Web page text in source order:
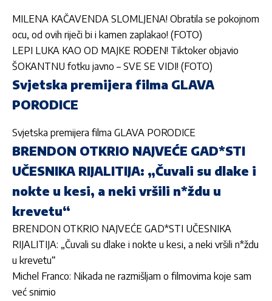
MILENA KAČAVENDA SLOMLJENA! Obratila se pokojnom
ocu, od ovih riječi bi i kamen zaplakao! (FOTO)
LEPI LUKA KAO OD MAJKE ROĐEN! Tiktoker objavio
ŠOKANTNU fotku javno – SVE SE VIDI! (FOTO)
Svjetska premijera filma GLAVA
PORODICE
Svjetska premijera filma GLAVA PORODICE
BRENDON OTKRIO NAJVEĆE GAD*STI
UČESNIKA RIJALITIJA: „Čuvali su dlake i
nokte u kesi, a neki vršili n*ždu u
krevetu“
BRENDON OTKRIO NAJVEĆE GAD*STI UČESNIKA
RIJALITIJA: „Čuvali su dlake i nokte u kesi, a neki vršili n*ždu
u krevetu“
Michel Franco: Nikada ne razmišljam o filmovima koje sam
već snimio